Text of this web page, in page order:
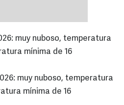
muy nuboso, temperatura
mínima de 16
muy nuboso, temperatura
mínima de 16